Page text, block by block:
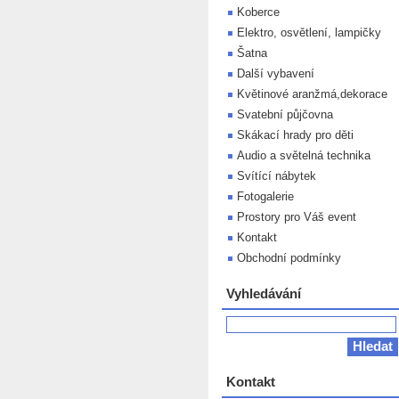
Koberce
Elektro, osvětlení, lampičky
Šatna
Další vybavení
Květinové aranžmá,dekorace
Svatební půjčovna
Skákací hrady pro děti
Audio a světelná technika
Svítící nábytek
Fotogalerie
Prostory pro Váš event
Kontakt
Obchodní podmínky
Vyhledávání
Kontakt